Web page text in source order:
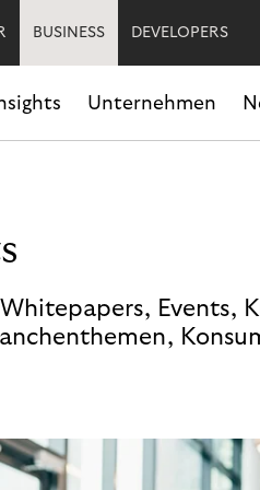
BUSINESS DEVELOPERS
Unternehmen
Events,